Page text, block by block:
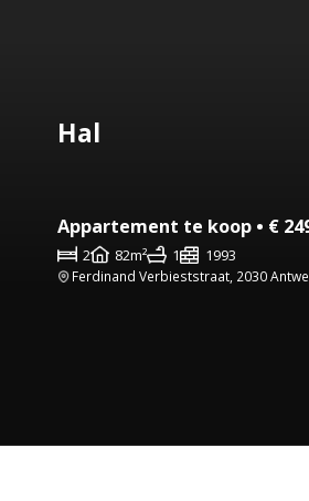
Hal
Appartement te koop • €
2 82m² 1 1993
Ferdinand Verbieststraat, 2030